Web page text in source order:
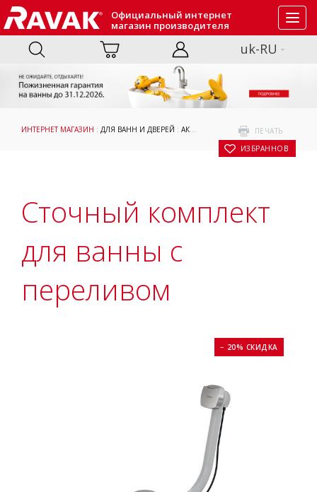
Официальный интернет
магазин производителя
uk-RU
ПЕЧАТЬ
В ИЗБРАННОЕ
ИНТЕРНЕТ МАГАЗИН : ДЛЯ ВАНН И ДВЕРЕЙ : АКСЕССУАРЫ : СТОЧНЫЙ
Сточный комплект
для ванны с
переливом
− 20% СКИДКА